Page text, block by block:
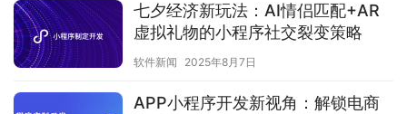
七夕经济新玩法：AI情侣匹配+AR
虚拟礼物的小程序社交裂变策略
软件新闻 2025年8月7日
APP小程序开发新视角：解锁电商